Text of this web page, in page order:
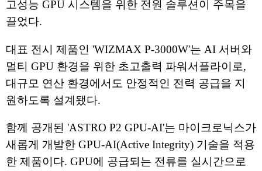
고성능 GPU 시스템을 위한 전원 솔루션이 주목을
끌었다.
대표 전시 제품인 'WIZMAX P-3000W'는 AI 서버와
멀티 GPU 환경을 위한 초고출력 파워서플라이로,
대규모 연산 환경에서도 안정적인 전력 공급을 지
원하도록 설계됐다.
함께 공개된 'ASTRO P2 GPU-AI'는 마이크로닉스가
새롭게 개발한 GPU-AI(Active Integrity) 기술을 적용
한 제품이다. GPU에 공급되는 전류를 실시간으로